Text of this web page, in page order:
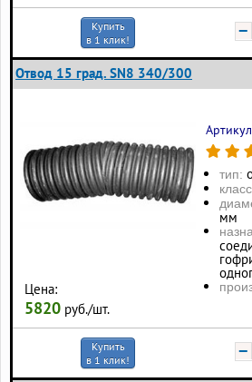
Купить
в 1 клик!
−
Отвод 15 град. SN8 340/300
Цена:
5820 руб./шт.
тип:
мм
Купить
в 1 клик!
−